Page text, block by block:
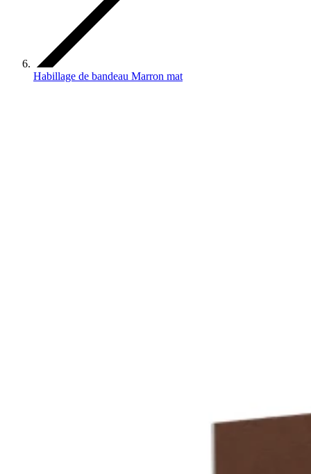
Habillage de bandeau Marron mat